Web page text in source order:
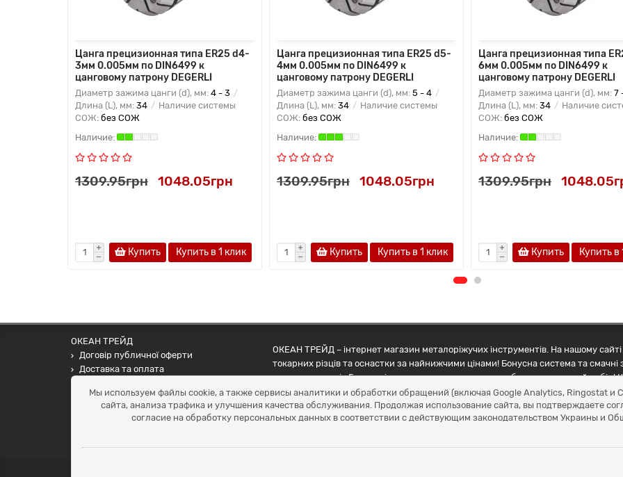
Цанга прецизионная типа ER25 d4-
3мм 0.005мм по DIN6499 к
цанговому патрону DEGERLI
Диаметр зажима цанги (d), мм: 4 - 3
Длина (L), мм: 34
Наличие системы
СОЖ: без СОЖ
1309.95грн 1048.05грн
Купить Купить в 1 клик
Цанга прецизионная типа ER25 d5-
4мм 0.005мм по DIN6499 к
цанговому патрону DEGERLI
Диаметр зажима цанги (d), мм: 5 - 4
Длина (L), мм: 34
Наличие системы
СОЖ: без СОЖ
1309.95грн 1048.05грн
Купить Купить в 1 клик
Цанга прецизионная типа
6мм 0.005мм по DIN6499 к
цанговому патрону DEGERLI
Диаметр зажима цанги (d), мм: 7
Длина (L), мм: 34
Наличие
СОЖ: без СОЖ
1309.95грн
Купить Купить в
ОКЕАН ТРЕЙД
Договір публичної оферти
Доставка та оплата
Умови повернення
+38 (099) 452-20-02
ОКЕАН ТРЕЙД – інтернет магазин металоріжучих інструментів. На нашому
токарних різців та оснастки за найнижчими цінами! Бонусна система та
наших партнерів Грамотні менеджери допоможуть зробити правильний вибір!
Мы используем файлы cookie, а также сервисы аналитики и обработки обращений (включая Google Analytics, Ringostat и
сайта, анализа трафика и улучшения качества обслуживания. Продолжая использование сайта, вы подтверждаете
согласие на обработку персональных данных в соответствии с действующим законодательством Украины и